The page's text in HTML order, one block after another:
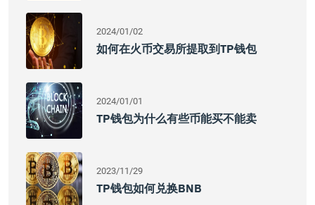
2024/01/02
如何在火币交易所提取到TP钱包
2024/01/01
TP钱包为什么有些币能买不能卖
2023/11/29
TP钱包如何兑换BNB